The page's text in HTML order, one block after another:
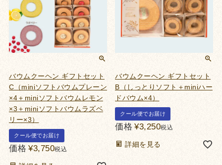
バウムクーヘン ギフトセット
C（miniソフトバウムプレーン
×4＋miniソフトバウムレモン
×3＋miniソフトバウムラズベ
リー×3）
クール便でお届け
価格 ¥3,750税込
バウムクーヘン ギフトセット
B（しっとりソフト＋miniハー
ドバウム×4）
クール便でお届け
価格 ¥3,250税込
詳細を見る